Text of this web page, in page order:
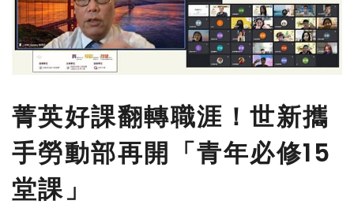
菁英好課翻轉職涯！世新攜
手勞動部再開「青年必修15
堂課」